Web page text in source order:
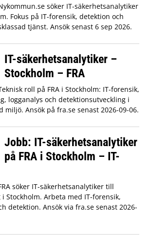
söker IT-säkerhetsanalytiker
Fokus på IT-forensik, detektion och
tjänst. Ansök senast 6 sep 2026.
IT-säkerhetsanalytiker –
Stockholm – FRA
roll på FRA i Stockholm: IT-forensik,
logganalys och detektionsutveckling i
miljö. Ansök på fra.se senast 2026-09-06.
Jobb: IT-säkerhetsanalytiker
på FRA i Stockholm – IT-
söker IT-säkerhetsanalytiker till
Stockholm. Arbeta med IT-forensik,
detektion. Ansök via fra.se senast 2026-